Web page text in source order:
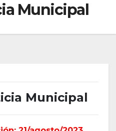
Municipal
Municipal